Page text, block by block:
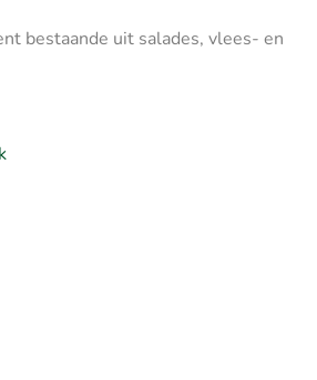
bestaande uit salades, vlees- en